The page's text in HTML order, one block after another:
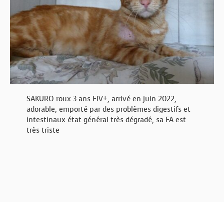
SAKURO roux 3 ans FIV+, arrivé en juin 2022,
adorable, emporté par des problèmes digestifs et
intestinaux état général très dégradé, sa FA est
très triste